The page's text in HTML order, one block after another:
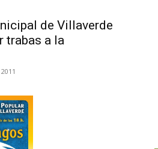
de Villaverde
trabas a la